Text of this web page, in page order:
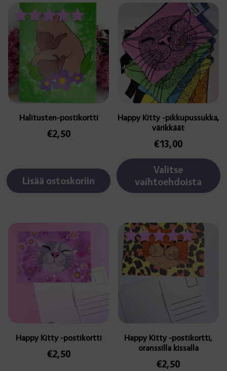
Halitusten-postikortti
Arvostelu
tuotteesta:
5.00
/ 5
€2,50
Lisää ostoskoriin
Happy Kitty -pikkupussukka,
värikkäät
€13,00
Valitse
vaihtoehdoista
Tällä
tuotteella
on
useampi
muunnelma.
Voit
tehdä
valinnat
tuotteen
sivulla.
Happy Kitty -postikortti
€2,50
Happy Kitty -postikortti,
oranssilla kissalla
Arvostelu
tuotteesta:
5.00
/ 5
€2,50